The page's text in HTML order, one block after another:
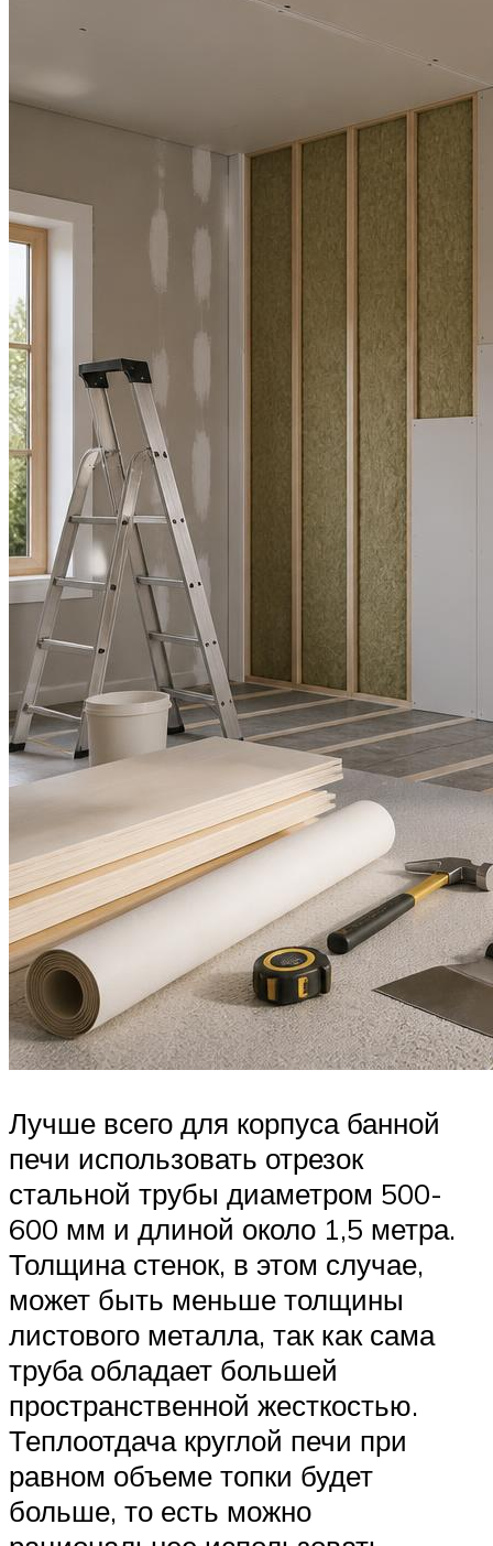
Лучше всего для корпуса банной
печи использовать отрезок
стальной трубы диаметром 500-
600 мм и длиной около 1,5 метра.
Толщина стенок, в этом случае,
может быть меньше толщины
листового металла, так как сама
труба обладает большей
пространственной жесткостью.
Теплоотдача круглой печи при
равном объеме топки будет
больше, то есть можно